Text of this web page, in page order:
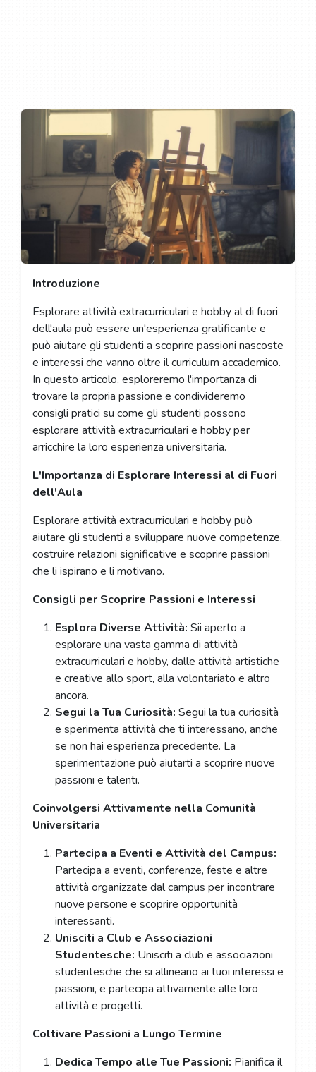
Introduzione
Esplorare attività extracurriculari e hobby al di fuori
dell'aula può essere un'esperienza gratificante e
può aiutare gli studenti a scoprire passioni nascoste
e interessi che vanno oltre il curriculum accademico.
In questo articolo, esploreremo l'importanza di
trovare la propria passione e condivideremo
consigli pratici su come gli studenti possono
esplorare attività extracurriculari e hobby per
arricchire la loro esperienza universitaria.
L'Importanza di Esplorare Interessi al di Fuori
dell'Aula
Esplorare attività extracurriculari e hobby può
aiutare gli studenti a sviluppare nuove competenze,
costruire relazioni significative e scoprire passioni
che li ispirano e li motivano.
Consigli per Scoprire Passioni e Interessi
Esplora Diverse Attività: Sii aperto a
esplorare una vasta gamma di attività
extracurriculari e hobby, dalle attività artistiche
e creative allo sport, alla volontariato e altro
ancora.
Segui la Tua Curiosità: Segui la tua curiosità
e sperimenta attività che ti interessano, anche
se non hai esperienza precedente. La
sperimentazione può aiutarti a scoprire nuove
passioni e talenti.
Coinvolgersi Attivamente nella Comunità
Universitaria
Partecipa a Eventi e Attività del Campus:
Partecipa a eventi, conferenze, feste e altre
attività organizzate dal campus per incontrare
nuove persone e scoprire opportunità
interessanti.
Unisciti a Club e Associazioni
Studentesche: Unisciti a club e associazioni
studentesche che si allineano ai tuoi interessi e
passioni, e partecipa attivamente alle loro
attività e progetti.
Coltivare Passioni a Lungo Termine
Dedica Tempo alle Tue Passioni: Pianifica il